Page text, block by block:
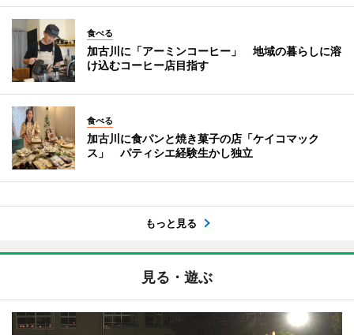
食べる
加古川に「アーミンコーヒー」 地域の暮らしに溶
け込むコーヒー店目指す
食べる
加古川に食パンと焼き菓子の店「ケイコマック
ス」 パティシエ経験生かし独立
もっと見る
見る・遊ぶ